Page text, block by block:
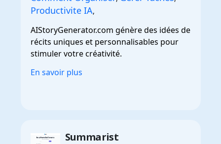
Productivite IA,
AIStoryGenerator.com génère des idées de
récits uniques et personnalisables pour
stimuler votre créativité.
En savoir plus
Summarist